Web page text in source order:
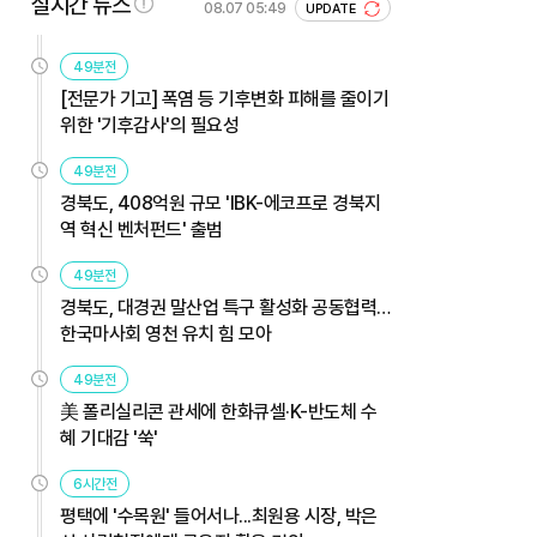
08.07 05:49 UPDATE
49분전
[전문가 기고] 폭염 등 기후변화 피해를 줄이기
위한 '기후감사'의 필요성
49분전
경북도, 408억원 규모 'IBK-에코프로 경북지
역 혁신 벤처펀드' 출범
49분전
경북도, 대경권 말산업 특구 활성화 공동협력…
한국마사회 영천 유치 힘 모아
49분전
美 폴리실리콘 관세에 한화큐셀·K-반도체 수
혜 기대감 '쑥'
6시간전
평택에 '수목원' 들어서나...최원용 시장, 박은